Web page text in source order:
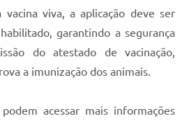
viva, a aplicação deve ser
garantindo a segurança
do atestado de vacinação,
a imunização dos animais.
acessar mais informações